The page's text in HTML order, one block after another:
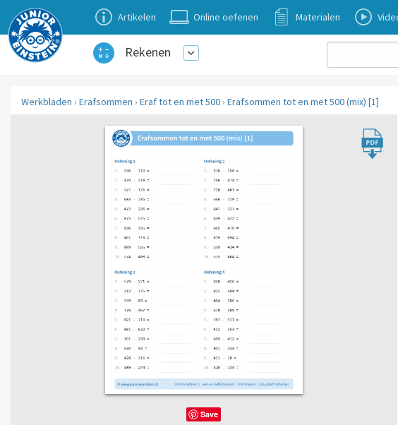
Artikelen Online oefenen Materialen
Rekenen
Werkbladen › Erafsommen › Eraf tot en met 500 › Erafsommen tot en met 500 (mix) [1]
Save